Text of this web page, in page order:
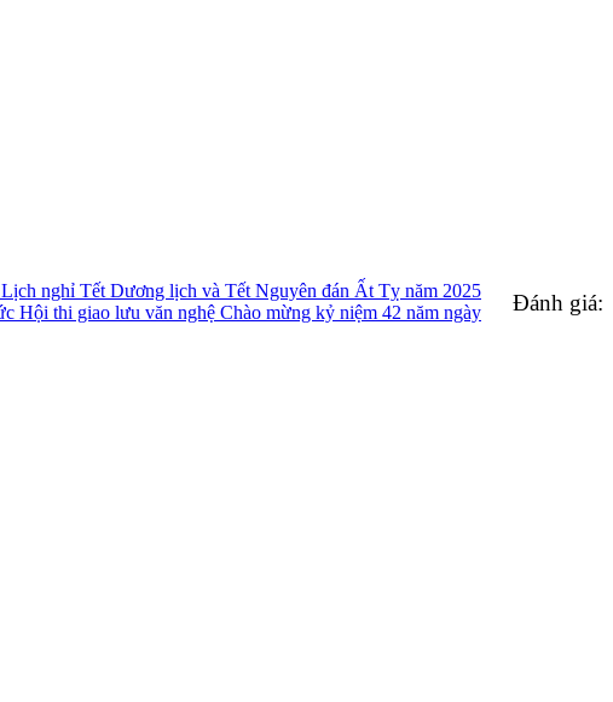
Đánh giá:
nghỉ Tết Dương lịch và Tết Nguyên đán Ất Tỵ năm 2025
Hội thi giao lưu văn nghệ Chào mừng kỷ niệm 42 năm ngày